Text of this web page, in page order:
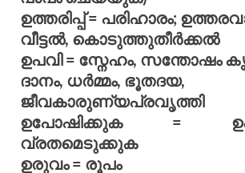
ഉത്തരിപ്പ് = പരിഹാരം;
വീട്ടല്‍, കൊടുത്തുതീര്‍ക്കല്‍
ഉപവി = സ്നേഹം, സന്തോഷം
ദാനം, ധര്‍മ്മം, ഭൂതദയ,
ജീവകാരുണ്യപ്രവൃത്തി
ഉപോഷിക്കുക =
വ്രതമെടുക്കുക
ഉരുവം = രൂപം